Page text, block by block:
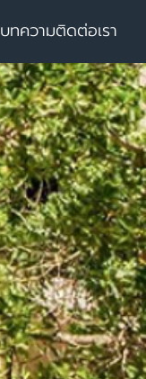
บทความติดต่อเรา